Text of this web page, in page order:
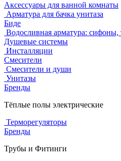
Аксессуары для ванной комнаты
Арматура для бачка унитаза
Биде
Водосливная арматура: сифоны,
Душевые системы
Инсталляции
Смесители
Смесители и души
Унитазы
Бренды
Тёплые полы электрические
Терморегуляторы
Бренды
Трубы и Фитинги